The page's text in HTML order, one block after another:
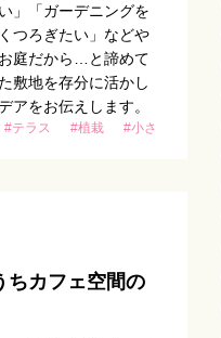
」「ガーデニングを
つろぎたい」などや
庭だから…と諦めて
敷地を存分に活かし
アをお伝えします。
#テラス #植栽
#小さ
ちカフェ空間の